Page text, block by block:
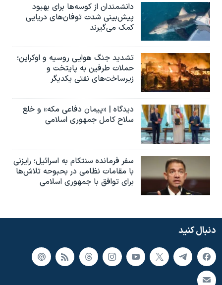
دانشمندان از کوسه‌ها برای بهبود
پیش‌بینی شدت توفان‌های دریایی
کمک می‌گیرند
تشدید جنگ هوایی روسیه و اوکراین؛
حملات طرفین به پایتخت‌ و
زیرساخت‌های نفتی یکدیگر
دیدگاه | «پیمان دفاعی مکه» و خلع
سلاح کامل جمهوری اسلامی
سفر فرمانده سنتکام به اسرائیل؛ رایزنی
با مقامات نظامی در بحبوحه تلاش‌ها
برای توافق با جمهوری اسلامی
دنبال کنید